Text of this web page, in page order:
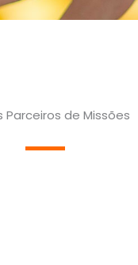
Parceiros de Missões